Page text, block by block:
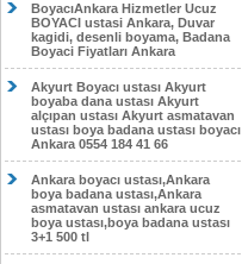
BoyacıAnkara Hizmetler Ucuz
BOYACI ustasi Ankara, Duvar
kagidi, desenli boyama, Badana
Boyaci Fiyatları Ankara
Akyurt Boyacı ustası Akyurt
boyaba dana ustası Akyurt
alçıpan ustası Akyurt asmatavan
ustası boya badana ustası boyacı
Ankara 0554 184 41 66
Ankara boyacı ustası,Ankara
boya badana ustası,Ankara
asmatavan ustası ankara ucuz
boya ustası,boya badana ustası
3+1 500 tl